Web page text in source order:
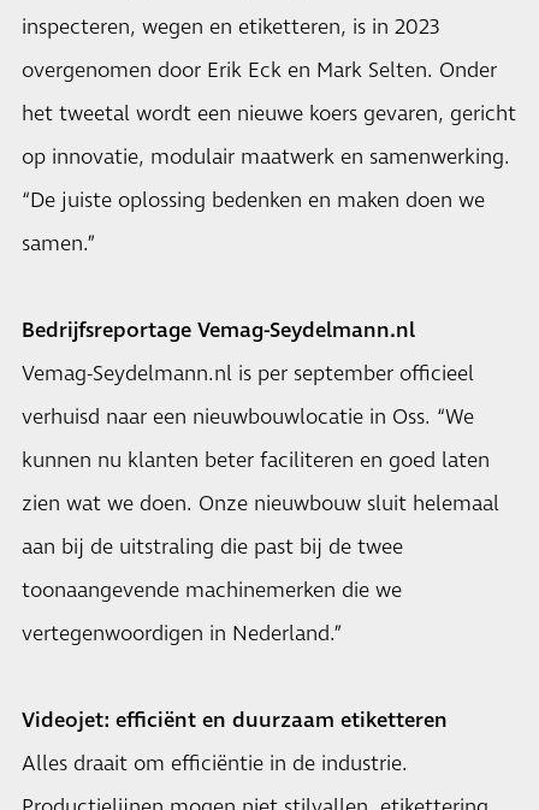
inspecteren, wegen en etiketteren, is in 2023
overgenomen door Erik Eck en Mark Selten. Onder
het tweetal wordt een nieuwe koers gevaren, gericht
op innovatie, modulair maatwerk en samenwerking.
“De juiste oplossing bedenken en maken doen we
samen.”
Bedrijfsreportage Vemag-Seydelmann.nl
Vemag-Seydelmann.nl is per september officieel
verhuisd naar een nieuwbouwlocatie in Oss. “We
kunnen nu klanten beter faciliteren en goed laten
zien wat we doen. Onze nieuwbouw sluit helemaal
aan bij de uitstraling die past bij de twee
toonaangevende machinemerken die we
vertegenwoordigen in Nederland.”
Videojet: efficiënt en duurzaam etiketteren
Alles draait om efficiëntie in de industrie.